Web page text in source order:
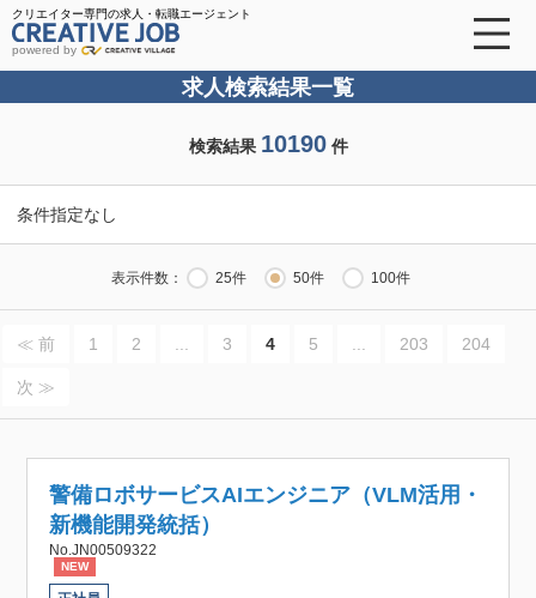
クリエイター専門の求人・転職エージェント
powered by
求人検索結果一覧
検索結果 10190件
条件指定なし
表示件数： 25件 50件 100件
≪ 前 1 2 3 4 5 203 204
次 ≫
警備ロボサービスAIエンジニア（VLM活用・
新機能開発統括）
No.JN00509322
NEW